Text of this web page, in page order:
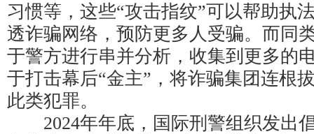
习惯等，这些“攻击指纹”可以帮助执
透诈骗网络，预防更多人受骗。而同
于警方进行串并分析，收集到更多的
于打击幕后“金主”，将诈骗集团连根
此类犯罪。
2024年年底，国际刑警组织发出